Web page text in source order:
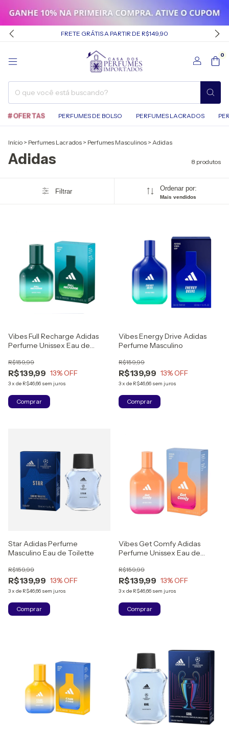
FRETE GRÁTIS A PARTIR DE R$149,90
0
#OFERTAS PERFUMES DE BOLSO PERFUMES LACRADOS
Início > Perfumes Lacrados > Perfumes Masculinos > Adidas
Adidas 8 produtos
Filtrar Ordenar por:
Mais vendidos
Vibes Full Recharge Adidas
Perfume Unissex Eau de
R$139,99
R$159,99
13% OFF
3x de R$46,66 sem juros
Comprar
Vibes Energy Drive Adidas
Perfume Masculino
R$139,99
R$159,99
13% OFF
3x de R$46,66 sem juros
Star Adidas Perfume
Masculino Eau de Toilette
R$139,99
R$159,99
13% OFF
3x de R$46,66 sem juros
Comprar
Vibes Get Comfy Adidas
Perfume Unissex Eau de
R$139,99
R$159,99
13% OFF
3x de R$46,66 sem juros
Comprar